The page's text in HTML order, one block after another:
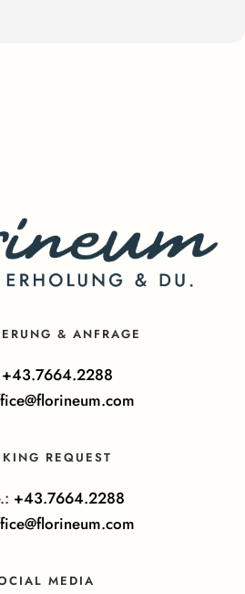
& ANFRAGE
+43.7664.2288
REQUEST
+43.7664.2288
MEDIA